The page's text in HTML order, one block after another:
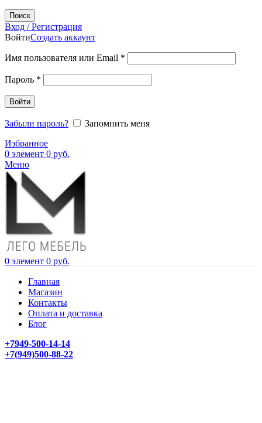
Поиск
Вход / Регистрация
ВойтиСоздать аккаунт
Имя пользователя или Email *
Пароль *
Войти
Забыли пароль?
Запомнить меня
Избранное
0 элемент 0 руб.
Меню
0 элемент 0 руб.
Главная
Магазин
Контакты
Оплата и доставка
Блог
+7949-500-14-14
+7(949)500-88-22